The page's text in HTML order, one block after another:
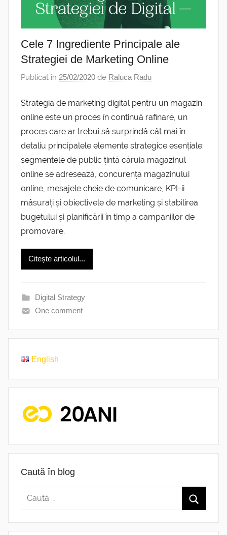
Cele 7 Ingrediente Principale ale
Strategiei de Marketing Online
Publicat în 25/02/2020 de Raluca Radu
Strategia de marketing digital pentru un magazin
online este un proces în continuă rafinare, un
proces care ar trebui să surprindă cât mai în
detaliu principalele elemente strategice esențiale:
segmentele de public țintă căruia magazinul
online se adresează, concurența magazinului
online, mesajele cheie de comunicare, KPI-ii
măsurați și obiectivele de marketing și stabilirea
bugetului și planificării în timp a campaniilor de
promovare.
Citește articolul...
Digital Strategy
One comment
English
Caută în blog